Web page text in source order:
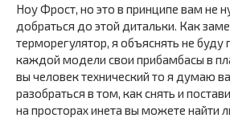
Ноу Фрост, но это в принципе вам не
добраться до этой дитальки. Как
терморегулятор, я объяснять не буду
каждой модели свои прибамбасы в
вы человек технический то я думаю
разобраться в том, как снять и
на просторах инета вы можете найти